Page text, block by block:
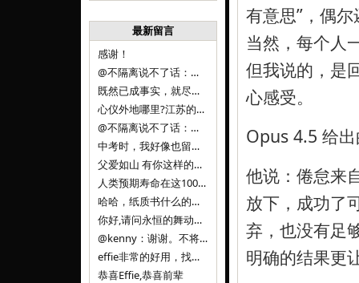
最新留言
感谢！
@不隔离说不了话：浙江的
既然已成事实，就尽量接受了。 事情未能如愿已是不幸，没必要为此反复纠结来进行不必要的自我惩罚。 之前问过家里的小朋友是否想学编
心仪外地哪里?江苏的？顺其自然，全面发展才是。
@不隔离说不了话：确实，一晃三年。
中考时，我好像也留言过的，可乐好像和我们考得差不多。 一晃三年，我们江苏24年，物化生612分，女孩。 其实高考只是长跑的
父爱如山 有你这样的父亲做后盾，可乐未来的路一定会走得踏实又精彩
人类预期寿命在这100年，每2-3年增长一岁，到你们这一代大概率能到100岁，46岁还是正当年,可能不是八九点中的太阳了，但还是1
哈哈，纸质书什么的目前没有打算和计划，微信读书我不太熟悉，研究看看。目前，我只发在自己博客和起点上。关于小说内容方面，谢谢你的建议
你好,请问永恒的舞动什么时候可以出版纸质书,或者登陆微信读书.另外小说内容能不能更大气一些,不要只是局限于与一对男女的爱情和ai安
@kenny：谢谢。不将GIF显示为动图，主要是考虑到Effie本身的“极简、无干扰”的设计哲学，动图无疑是“干扰”之一。
effie非常的好用，找了很多年，终于找到这款，已经推荐给身边不少朋友使用和付费。有个小建议，文档里面是否可以增加gif的动图显示
恭喜Effie,恭喜前辈
有意思”，偶
当然，每个人
但我说的，是
心感受。
Opus 4.5 给
他说：倦怠来
放下，成功了
弃，也没有足
明确的结果更